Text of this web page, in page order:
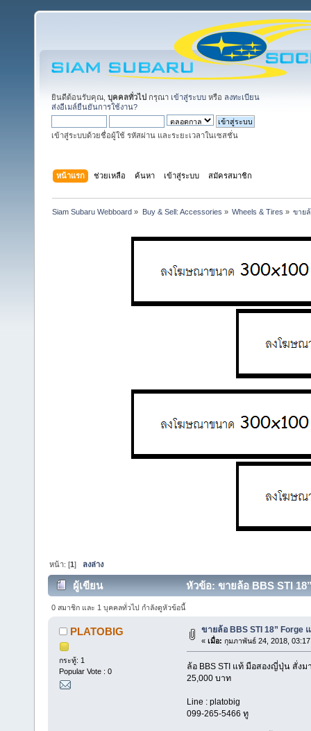
ยินดีต้อนรับคุณ, บุคคลทั่วไป กรุณา เข้าสู่ระบบ หรือ ลงทะเบียน
ส่งอีเมล์ยืนยันการใช้งาน?
เข้าสู่ระบบด้วยชื่อผู้ใช้ รหัสผ่าน และระยะเวลาในเซสชั่น
หน้าแรก ช่วยเหลือ ค้นหา เข้าสู่ระบบ สมัครสมาชิก
Siam Subaru Webboard » Buy & Sell: Accessories » Wheels & Tires » ขาย
หน้า: [1] ลงล่าง
ผู้เขียน หัวข้อ: ขายล้อ BBS STI
0 สมาชิก และ 1 บุคคลทั่วไป กำลังดูหัวข้อนี้
PLATOBIG
กระทู้: 1
Popular Vote : 0
ขายล้อ BBS STI 18”
« เมื่อ: กุมภาพันธ์ 24, 2018,
ล้อ BBS STI แท้ มือสองญี่ปุ่น สั่งม
25,000 บาท
Line : platobig
099-265-5466 ทู